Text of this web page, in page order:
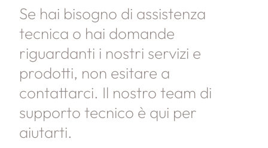
Se hai bisogno di assistenza
tecnica o hai domande
riguardanti i nostri servizi e
prodotti, non esitare a
contattarci. Il nostro team di
supporto tecnico è qui per
aiutarti.